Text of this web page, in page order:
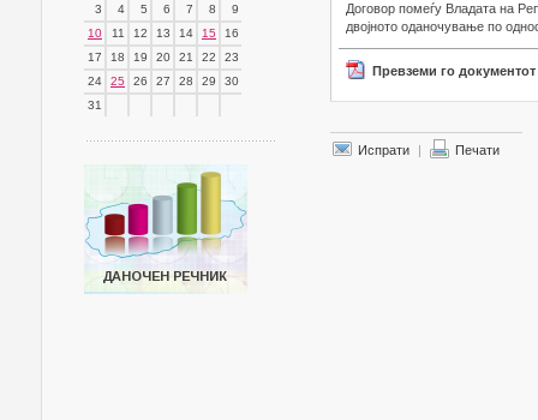
3
4 5 6 7 8
9
10
11 12 13 14 15
16
17
18 19 20 21 22
23
24
25 26 27 28 29
30
31
Договор помеѓу Владата на
двојното оданочување по
Превземи го документот
Испрати | Печати